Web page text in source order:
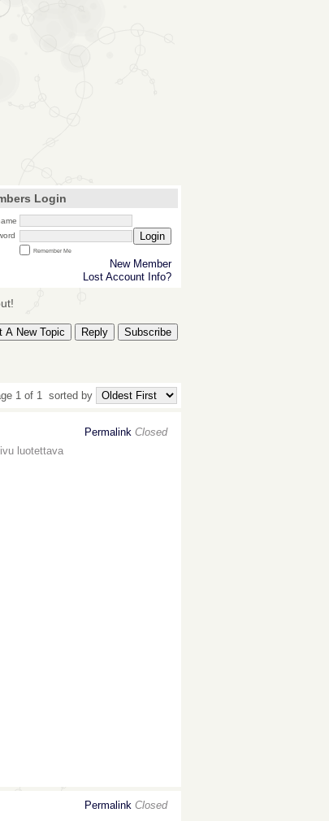
Login
Login
Remember Me
New Member
Lost Account Info?
A New Topic Reply Subscribe
1 of 1 sorted by
Permalink Closed
luotettava
Permalink Closed